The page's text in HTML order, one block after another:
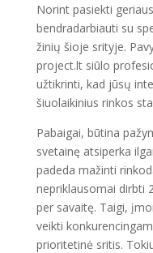
Norint pasiekti
bendradarbiauti su
žinių šioje srityje.
project.lt siūlo
užtikrinti, kad jūsų
šiuolaikinius rinkos
Pabaigai, būtina
svetainę atsiperka
padeda mažinti
nepriklausomai dirbti
per savaitę. Taigi,
veikti
prioritetinė sritis.